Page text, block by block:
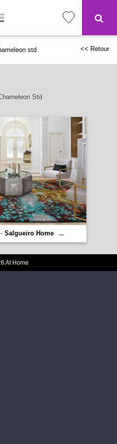
std << Retour
Std
Salgueiro Home ...
At Home